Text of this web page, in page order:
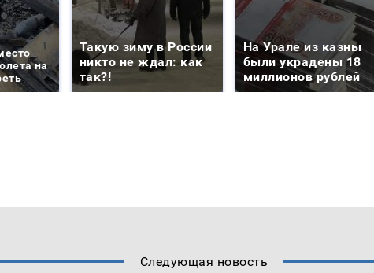
на
Такую зиму в России
никто не ждал: как
так?!
На Урале из казны
были украдены 18
миллионов рублей
Следующая новость